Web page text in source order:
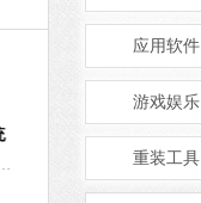
Steam是目前最受游戏玩家欢迎的游戏平台，可以说是全球最大的综合性游戏平台。软件内拥有海量的游戏供玩家任意选择，用户可以挑选自己喜欢的游戏进行购买、下载。而且用户还可以在Steam中发行自己的开发的游戏，有需要的小伙伴们快来下载体验吧！
应用软件
游戏娱乐
重装工具
下载